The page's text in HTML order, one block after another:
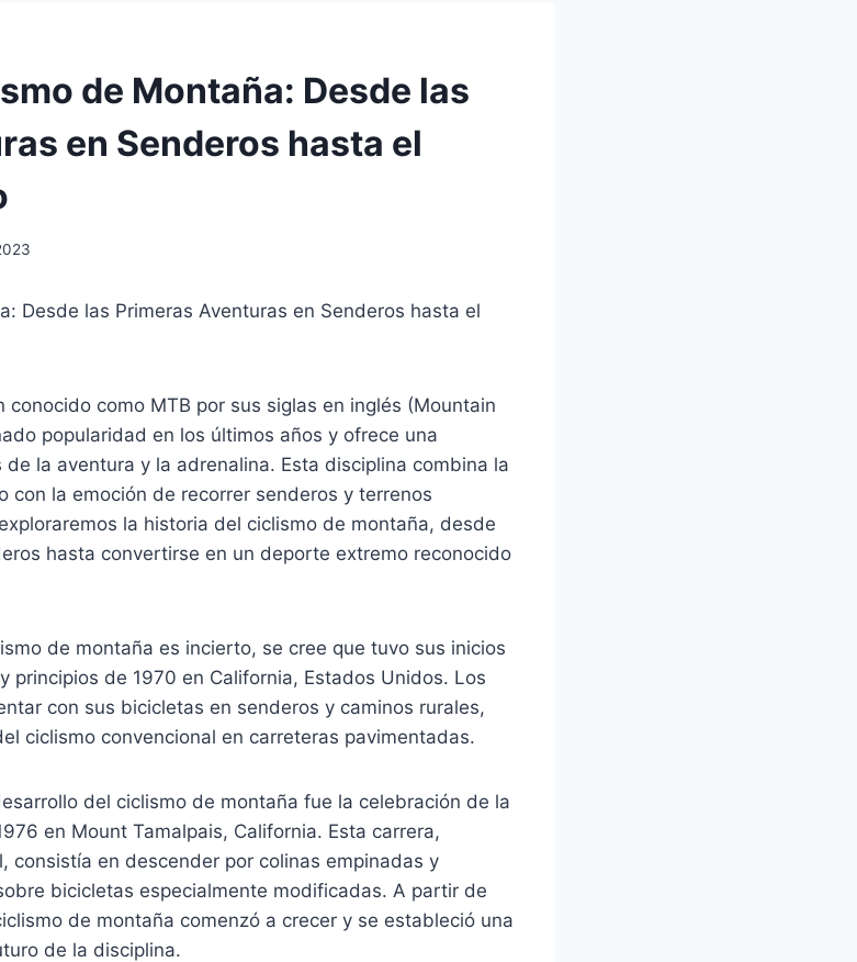
de Montaña: Desde las
en Senderos hasta el
Desde las Primeras Aventuras en Senderos hasta el
como MTB por sus siglas en inglés (Mountain
popularidad en los últimos años y ofrece una
la aventura y la adrenalina. Esta disciplina combina la
con la emoción de recorrer senderos y terrenos
la historia del ciclismo de montaña, desde
hasta convertirse en un deporte extremo reconocido
de montaña es incierto, se cree que tuvo sus inicios
principios de 1970 en California, Estados Unidos. Los
con sus bicicletas en senderos y caminos rurales,
ciclismo convencional en carreteras pavimentadas.
del ciclismo de montaña fue la celebración de la
en Mount Tamalpais, California. Esta carrera,
consistía en descender por colinas empinadas y
bicicletas especialmente modificadas. A partir de
de montaña comenzó a crecer y se estableció una
de la disciplina.